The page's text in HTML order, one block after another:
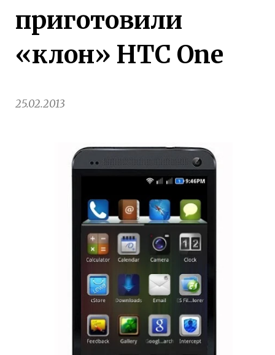
приготовили
«клон» HTC One
25.02.2013